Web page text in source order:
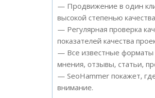
— Продвижение в один
высокой степенью
— Регулярная проверка
показателей качества
— Все известные форматы
мнения, отзывы, статьи,
— SeoHammer покажет,
внимание.